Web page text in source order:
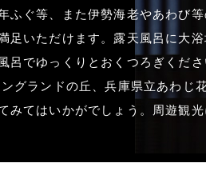
ふぐ等、また伊勢海老やあわび
足いただけます。露天風呂に大
呂でゆっくりとおくつろぎくだ
グランドの丘、兵庫県立あわじ
みてはいかがでしょう。周遊観